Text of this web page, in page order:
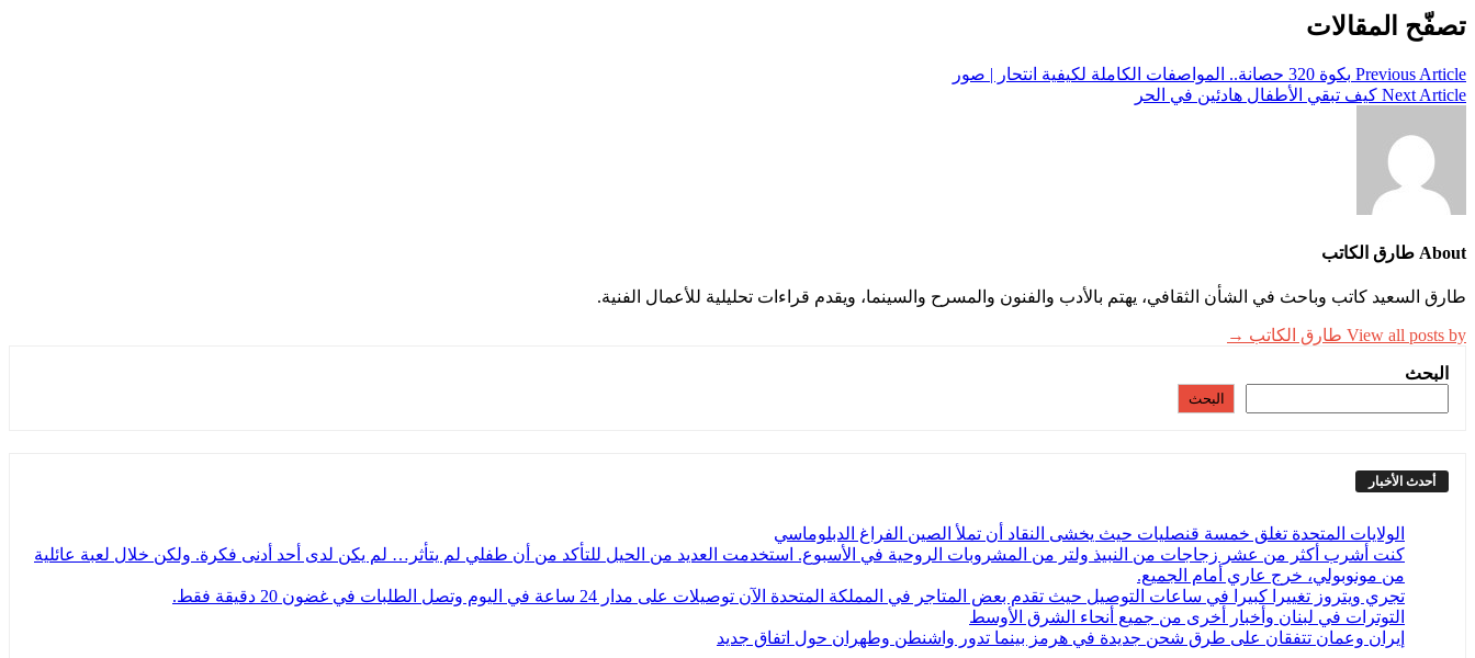
تصفّح المقالات
Previous Article بكوة 320 حصانة.. المواصفات الكاملة لكيفية انتحار | صور
Next Article كيف تبقي الأطفال هادئين في الحر
About طارق الكاتب
طارق السعيد كاتب وباحث في الشأن الثقافي، يهتم بالأدب والفنون والمسرح والسينما، ويقدم قراءات تحليلية للأعمال الفنية.
View all posts by طارق الكاتب →
البحث
البحث
أحدث الأخبار
الولايات المتحدة تغلق خمسة قنصليات حيث يخشى النقاد أن تملأ الصين الفراغ الدبلوماسي
كنت أشرب أكثر من عشر زجاجات من النبيذ ولتر من المشروبات الروحية في الأسبوع. استخدمت العديد من الحيل للتأكد من أن طفلي لم يتأثر… لم يكن لدى أحد أدنى فكرة. ولكن خلال لعبة عائلية
من مونوبولي، خرج عاري أمام الجميع.
تجري ويتروز تغييرا كبيرا في ساعات التوصيل حيث تقدم بعض المتاجر في المملكة المتحدة الآن توصيلات على مدار 24 ساعة في اليوم وتصل الطلبات في غضون 20 دقيقة فقط.
التوترات في لبنان وأخبار أخرى من جميع أنحاء الشرق الأوسط
إيران وعمان تتفقان على طرق شحن جديدة في هرمز بينما تدور واشنطن وطهران حول اتفاق جديد